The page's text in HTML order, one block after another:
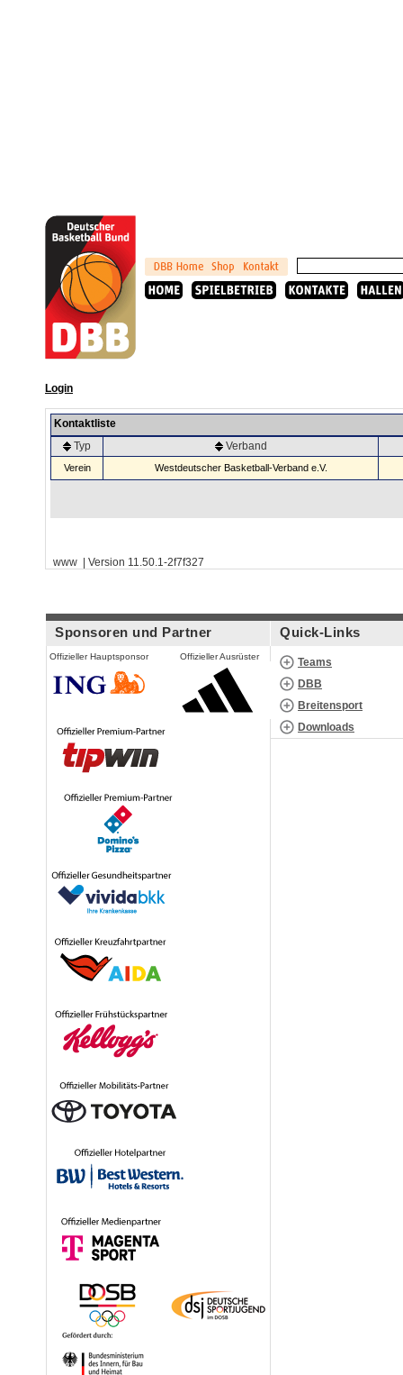
Login
Kontaktliste
Typ
Verband
Verein Westdeutscher Basketball-Verband e.V.
www | Version 11.50.1-2f7f327
Sponsoren und Partner
Offizieller Hauptsponsor Offizieller Ausrüster
Quick-Links
Teams
DBB
Breitensport
Downloads